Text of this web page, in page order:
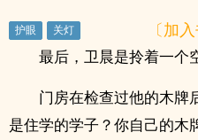
〔加
最后，卫晨是拎着一个
门房在检查过他的木牌
是住学的学子？你自己的木